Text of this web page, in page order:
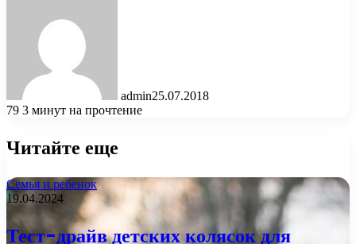
admin25.07.2018
79 3 минут на прочтение
Читайте еще
Семья и ребенок
19.04.2024
Тест-драйв детских колясок для